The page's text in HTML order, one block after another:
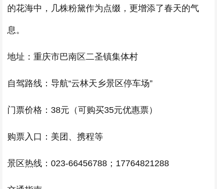
的花海中，几株粉黛作为点缀，更增添了春天的气
息。
地址：重庆市巴南区二圣镇集体村
自驾路线：导航“云林天乡景区停车场”
门票价格：38元（可购买35元优惠票）
购票入口：美团、携程等
景区热线：023-66456788；17764821288